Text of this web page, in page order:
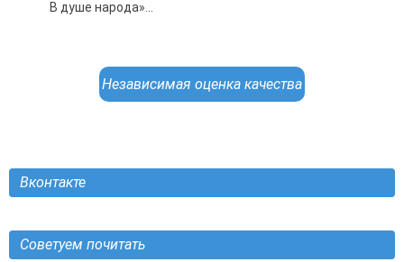
В душе народа»…
Независимая оценка качества
Вконтакте
Советуем почитать